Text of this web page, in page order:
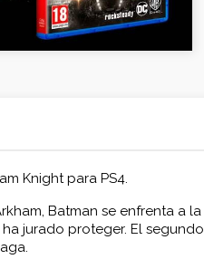
Knight para PS4.
Batman se enfrenta a la
jurado proteger. El segundo